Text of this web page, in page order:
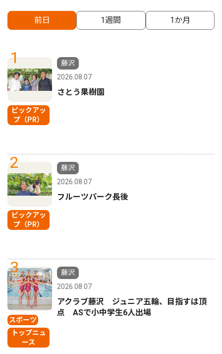
前日 1週間 1か月
1
ピックアッ
プ（PR）
藤沢
2026.08.07
さとう果樹園
2
ピックアッ
プ（PR）
藤沢
2026.08.07
フルーツパーク長後
3
スポーツ
トップニュ
ース
藤沢
2026.08.07
アクラブ藤沢 ジュニア五輪、目指すは頂
点 ASで小中学生6人出場